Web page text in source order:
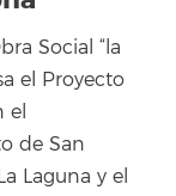
Social “la
el Proyecto
el
de San
Laguna y el